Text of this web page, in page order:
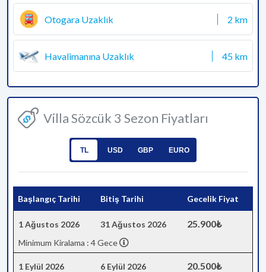
Otogara Uzaklık 2 km
Havalimanına Uzaklık 45 km
Villa Sözcük 3 Sezon Fiyatları
TL USD GBP EURO
Başlangıç Tarihi Bitiş Tarihi Gecelik Fiyat
1 Ağustos 2026 31 Ağustos 2026 25.900₺
Minimum Kiralama : 4 Gece
1 Eylül 2026 6 Eylül 2026 20.500₺